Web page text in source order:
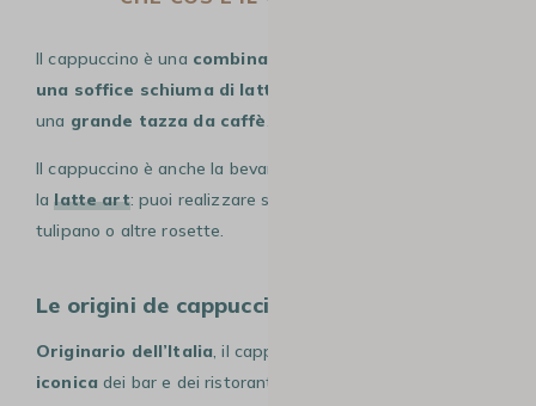
Il cappuccino è una combinazione di caffè espresso e
una soffice schiuma di latte
una grande tazza da caffè.
Il cappuccino è anche la bevanda ideale per sperimentare
lalatte art: puoi realizzare sulla sua superficie cuore,
tulipano o altre rosette.
Le origini de cappuccino
Originario dell’Italia, il cappuccino è una
iconicadei bar e dei ristoranti. Per berlo, esiste una